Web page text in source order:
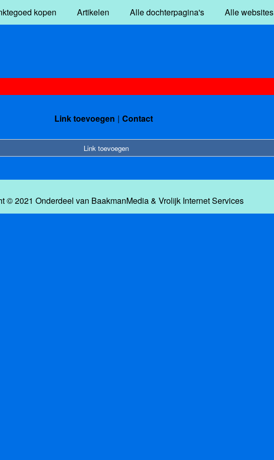
kopen Artikelen Alle dochterpagina's Alle websites
Link toevoegen Contact
Link toevoegen
© 2021 Onderdeel van BaakmanMedia& Vrolijk Internet Services